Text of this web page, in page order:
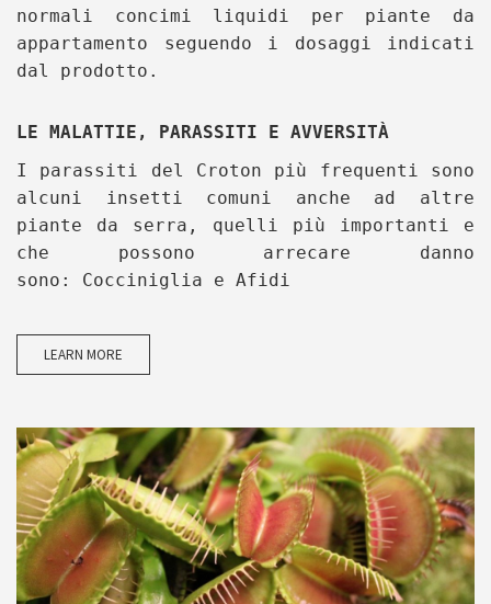
normali concimi liquidi per piante da
appartamento seguendo i dosaggi indicati
dal prodotto.
LE MALATTIE, PARASSITI E AVVERSITÀ
I parassiti del Croton più frequenti sono
alcuni insetti comuni anche ad altre
piante da serra, quelli più importanti e
che possono arrecare danno
sono: Cocciniglia e Afidi
LEARN MORE